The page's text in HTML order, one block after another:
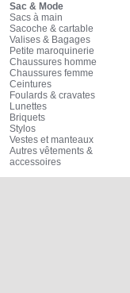
Sac & Mode
Sacs à main
Sacoche & cartable
Valises & Bagages
Petite maroquinerie
Chaussures homme
Chaussures femme
Ceintures
Foulards & cravates
Lunettes
Briquets
Stylos
Vestes et manteaux
Autres vêtements &
accessoires